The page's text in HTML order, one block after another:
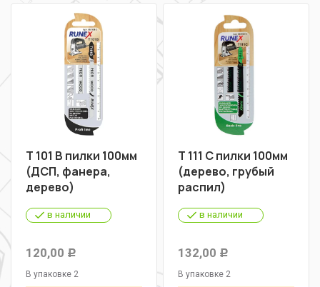
Т 101 B пилки 100мм
(ДСП, фанера,
дерево)
в наличии
120,00 Р
В упаковке 2
Т 111 C пилки 100мм
(дерево, грубый
распил)
в наличии
132,00 Р
В упаковке 2